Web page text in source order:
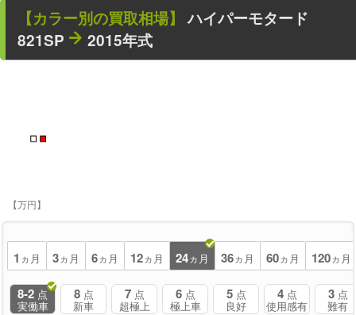
【カラー別の買取相場】 ハイパーモタード
821SP
2015年式
■ ■
【万円】
1 ヵ月 3ヵ月 6ヵ月 12ヵ月 24ヵ月 36ヵ月 60ヵ月 120ヵ月
8-2 点
実働車
8 点
新車
7 点
超極上
6 点
極上車
5 点
良好
4 点
使用感有
3 点
難有